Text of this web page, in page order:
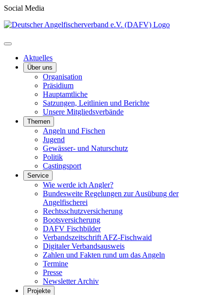
Social Media
Aktuelles
Über uns
Organisation
Präsidium
Hauptamtliche
Satzungen, Leitlinien und Berichte
Unsere Mitgliedsverbände
Themen
Angeln und Fischen
Jugend
Gewässer- und Naturschutz
Politik
Castingsport
Service
Wie werde ich Angler?
Bundesweite Regelungen zur Ausübung der
Angelfischerei
Rechtsschutzversicherung
Bootsversicherung
DAFV Fischbilder
Verbandszeitschrift AFZ-Fischwaid
Digitaler Verbandsausweis
Zahlen und Fakten rund um das Angeln
Termine
Presse
Newsletter Archiv
Projekte